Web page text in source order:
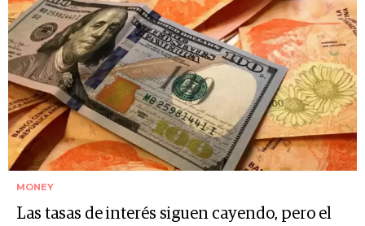
MONEY
Las tasas de interés siguen cayendo, pero el